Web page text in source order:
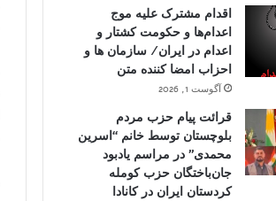
اقدام مشترک علیه موج
اعدام‌ها و حکومت کشتار و
اعدام در ایران/ سازمان ها و
احزاب امضا کننده متن
آگوست 1, 2026
قرائت پیام حزب مردم
بلوچستان توسط خانم “اسرین
محمدی” در مراسم یادبود
جان‌باختگان حزب کومله
کردستان ایران در کانادا